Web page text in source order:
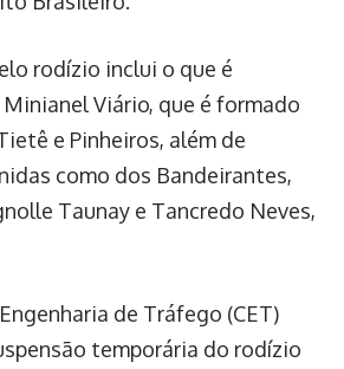
rodízio inclui o que é
Viário, que é formado
e Pinheiros, além de
como dos Bandeirantes,
Taunay e Tancredo Neves,
de Tráfego (CET)
temporária do rodízio